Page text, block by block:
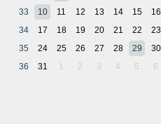
33
10 11 12 13 14 15
16
34
17 18 19 20 21 22
23
35
24 25 26 27 28 29
30
36
31 1 2 3 4 5 6